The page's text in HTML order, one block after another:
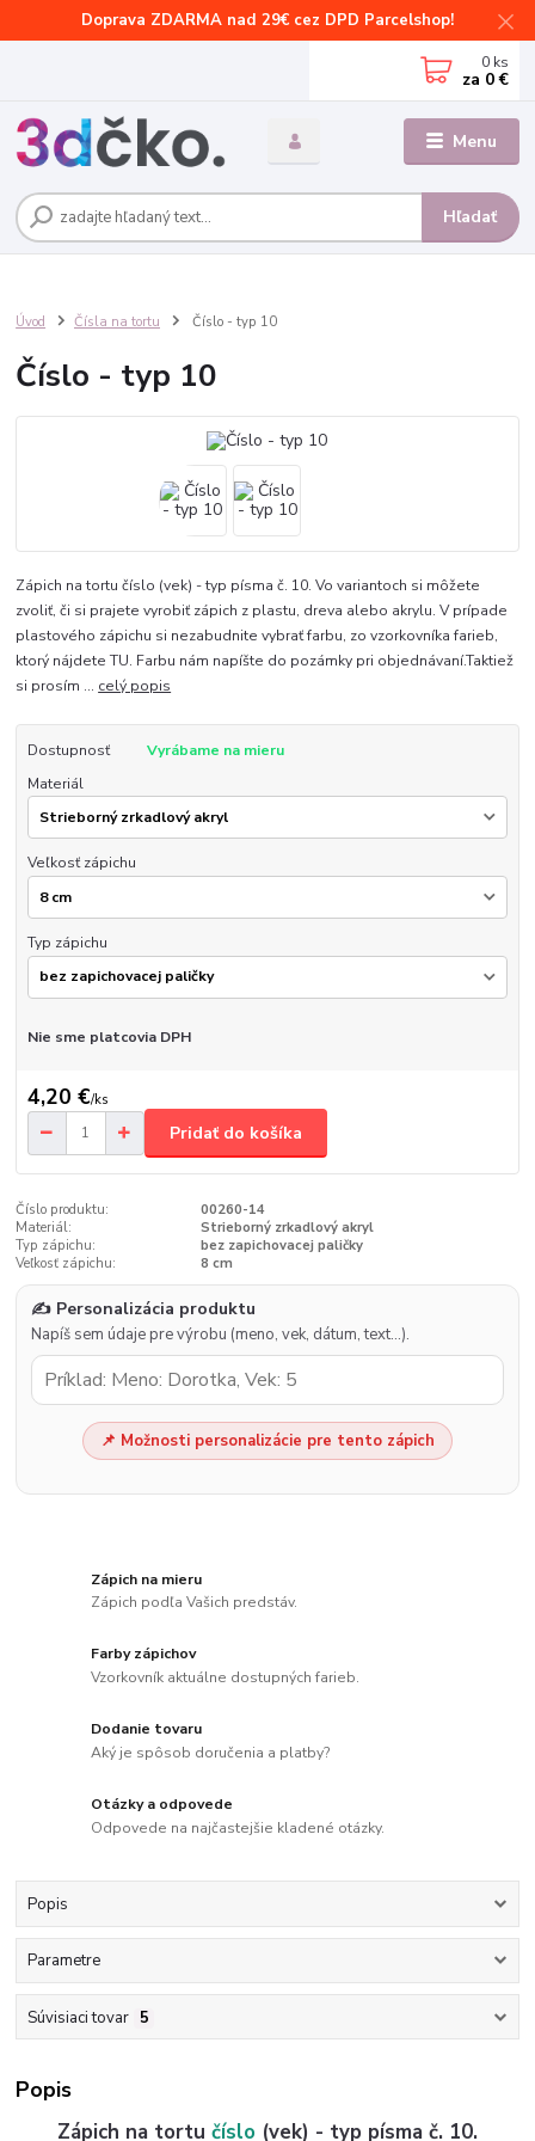
Doprava ZDARMA nad 29€ cez DPD Parcelshop!
Menu
Hľadať
0 ks
za 0 €
Úvod Čísla na tortu Číslo - typ 10
Číslo - typ 10
Zápich na tortu číslo (vek) - typ písma č. 10. Vo variantoch si môžete
zvoliť, či si prajete vyrobiť zápich z plastu, dreva alebo akrylu. V prípade
plastového zápichu si nezabudnite vybrať farbu, zo vzorkovníka farieb,
ktorý nájdete TU. Farbu nám napíšte do pozámky pri objednávaní.Taktiež
si prosím ... celý popis
Dostupnosť
Vyrábame na mieru
Materiál
Veľkosť zápichu
Typ zápichu
Nie sme platcovia DPH
4,20 €/ks
Pridať do košíka
Číslo produktu:
00260-14
Materiál:
Strieborný zrkadlový akryl
Typ zápichu:
bez zapichovacej paličky
Veľkosť zápichu:
8 cm
✍️ Personalizácia produktu
Napíš sem údaje pre výrobu (meno, vek, dátum, text…).
📌 Možnosti personalizácie pre tento zápich
Zápich na mieru
Zápich podľa Vašich predstáv.
Farby zápichov
Vzorkovník aktuálne dostupných farieb.
Dodanie tovaru
Aký je spôsob doručenia a platby?
Otázky a odpovede
Odpovede na najčastejšie kladené otázky.
Popis
Parametre
Súvisiaci tovar 5
Popis
Zápich na tortu číslo (vek) - typ písma č. 10.